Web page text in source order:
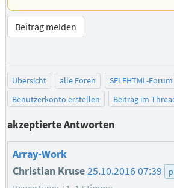
Beitrag melden
Übersicht alle Foren SELFHTML-Forum
Benutzerkonto erstellen
Beitrag im
akzeptierte Antworten
Array-Work
Christian Kruse25.10.2016 07:39